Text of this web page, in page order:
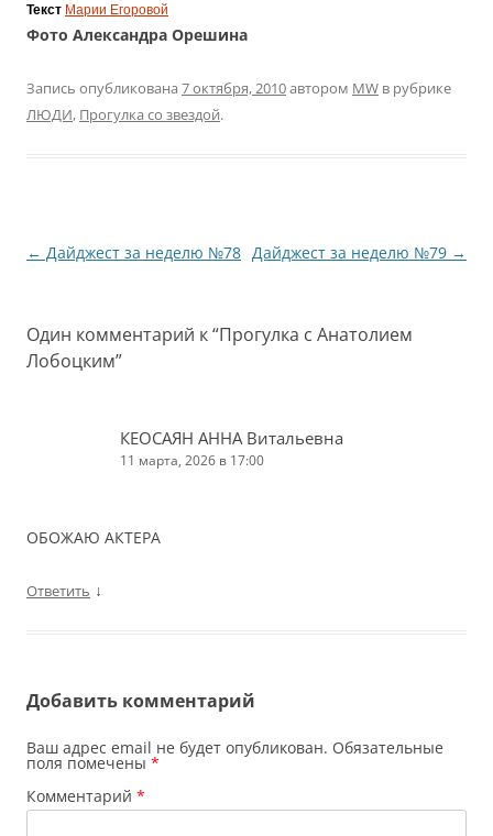
Текст Марии Егоровой
Фото Александра Орешина
Запись опубликована 7 октября, 2010автором MW в рубрике
ЛЮДИ, Прогулка со звездой.
Навигация
← Дайджест за неделю №78 Дайджест за неделю №79 →
Один комментарий к “Прогулка с Анатолием
Лобоцким”
КЕОСАЯН АННА Витальевна
11 марта, 2026 в 17:00
ОБОЖАЮ АКТЕРА
Ответить ↓
Добавить комментарий
Ваш адрес email не будет опубликован. Обязательные
поля помечены *
Комментарий *